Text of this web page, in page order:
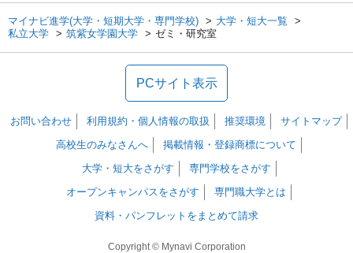
マイナビ進学(大学・短期大学・専門学校)
大学・短大一覧
私立大学
筑紫女学園大学 ゼミ・研究室
PCサイト表示
お問い合わせ 利用規約・個人情報の取扱 推奨環境
サイトマップ
高校生のみなさんへ
掲載情報・登録商標について
大学・短大をさがす
専門学校をさがす
オープンキャンパスをさがす
専門職大学とは
資料・パンフレットをまとめて請求
Copyright © Mynavi Corporation